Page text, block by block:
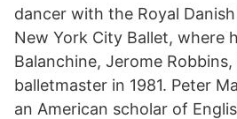
dancer with the Royal
New York City Ballet, where
Balanchine, Jerome
balletmaster in 1981. Peter
an American scholar of